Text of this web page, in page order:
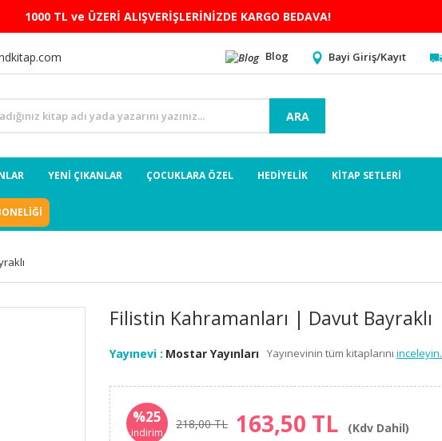
1000 TL ve ÜZERİ ALIŞVERİŞLERİNİZDE KARGO BEDAVA!
Blog Bayi Giriş/Kayıt
ARA
YENİ ÇIKANLAR ÇOCUKLARA ÖZEL HEDİYELİK KİTAP SETLERİ
Filistin Kahramanları | Davut Bayraklı
Yayınevi : Mostar Yayınları Yayınevinin tüm kitaplarını inceleyin.
%25
indirim
218,00 TL 163,50 TL (Kdv Dahil)